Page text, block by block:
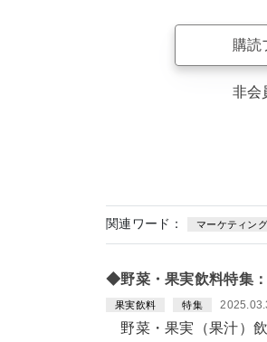
購読
非会
関連ワード： マーケティン
◆野菜・果実飲料特集
果実飲料 特集
野菜・果実（果汁）